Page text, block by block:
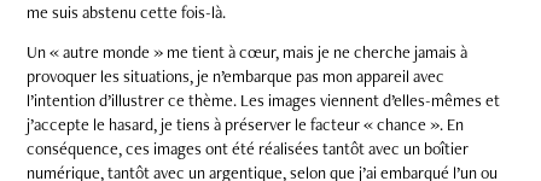
me suis abstenu cette fois-là.
Un « autre monde » me tient à cœur, mais je ne cherche jamais à
provoquer les situations, je n’embarque pas mon appareil avec
l’intention d’illustrer ce thème. Les images viennent d’elles-mêmes et
j’accepte le hasard, je tiens à préserver le facteur « chance ». En
conséquence, ces images ont été réalisées tantôt avec un boîtier
numérique, tantôt avec un argentique, selon que j’ai embarqué l’un ou